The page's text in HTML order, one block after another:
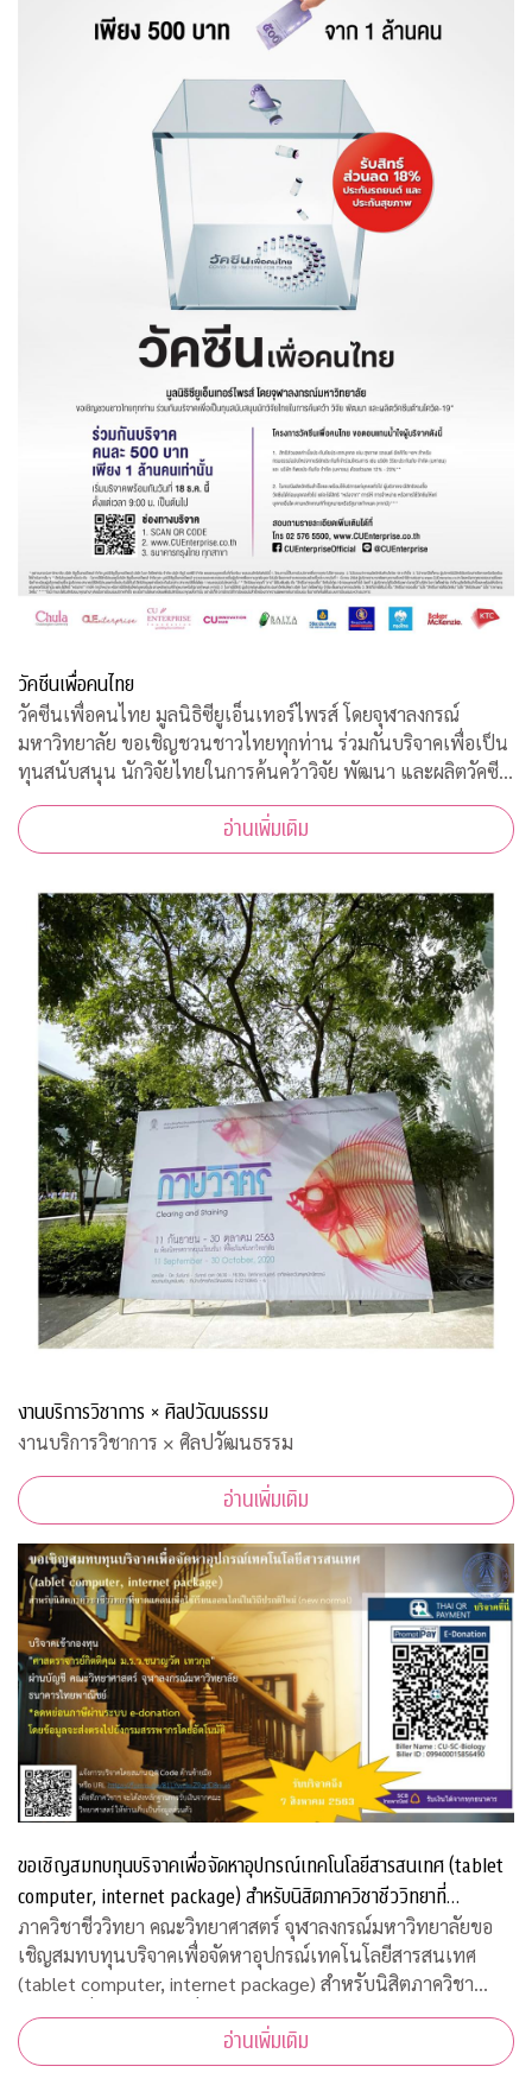
วัคซีนเพื่อคนไทย
วัคซีนเพื่อคนไทย มูลนิธิซียูเอ็นเทอร์ไพรส์ โดยจุฬาลงกรณ์
มหาวิทยาลัย ขอเชิญชวนชาวไทยทุกท่าน ร่วมกันบริจาคเพื่อเป็น
ทุนสนับสนุน นักวิจัยไทยในการค้นคว้าวิจัย พัฒนา และผลิตวัคซีน
ต้านโควิด-19*
อ่านเพิ่มเติม
งานบริการวิชาการ × ศิลปวัฒนธรรม
งานบริการวิชาการ × ศิลปวัฒนธรรม
อ่านเพิ่มเติม
ขอเชิญสมทบทุนบริจาคเพื่อจัดหาอุปกรณ์เทคโนโลยีสารสนเทศ (tablet
computer, internet package) สำหรับนิสิตภาควิชาชีววิทยาที่
ขาดแคลน
ภาควิชาชีววิทยา คณะวิทยาศาสตร์ จุฬาลงกรณ์มหาวิทยาลัยขอ
เชิญสมทบทุนบริจาคเพื่อจัดหาอุปกรณ์เทคโนโลยีสารสนเทศ
(tablet computer, internet package) สำหรับนิสิตภาควิชา
ชีววิทยาที่ขาดแคลน เพื่อใช้เรียนออนไลน์ในวิถีปรกติใหม่ บริจาค
เข้ากองทุน "
อ่านเพิ่มเติม